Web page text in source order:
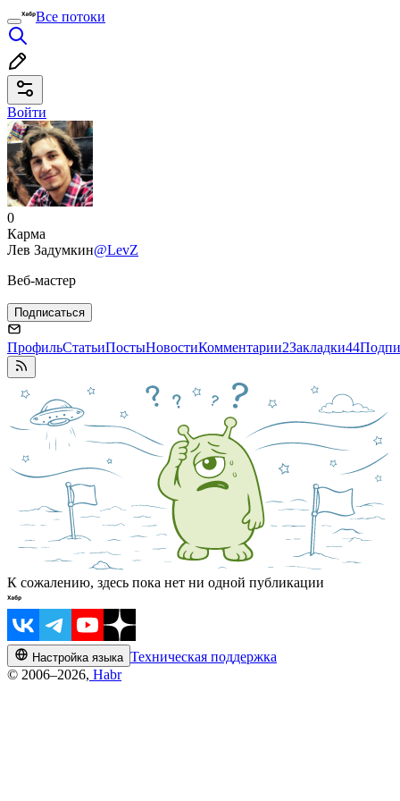
Все потоки
Войти
0
Карма
Лев Задумкин@LevZ
Веб-мастер
Подписаться
ПрофильСтатьиПостыНовостиКомментарии2Закладки44
К сожалению, здесь пока нет ни одной публикации
Настройка языка Техническая поддержка
© 2006–2026, Habr